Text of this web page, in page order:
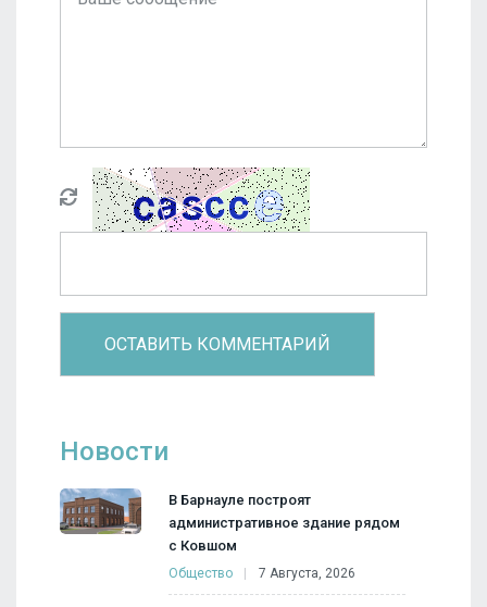
Новости
В Барнауле построят
административное здание рядом
с Ковшом
Общество 7 Августа, 2026